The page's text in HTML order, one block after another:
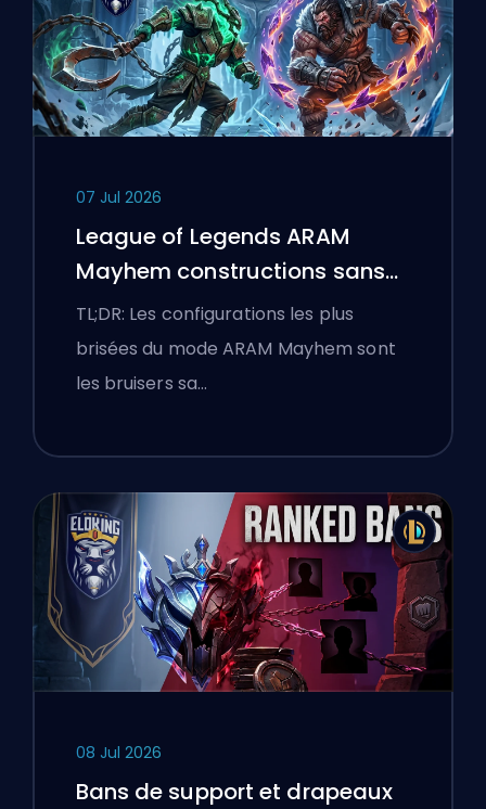
07 Jul 2026
League of Legends ARAM
Mayhem constructions sans
bottes
TL;DR: Les configurations les plus
brisées du mode ARAM Mayhem sont
les bruisers sa…
08 Jul 2026
Bans de support et drapeaux